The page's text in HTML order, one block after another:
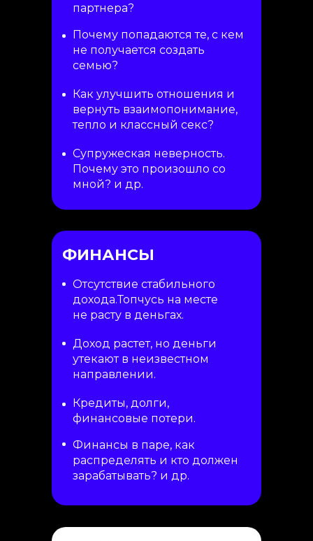
партнера?
Отсутствие стабильного
дохода.Топчусь на месте
не расту в деньгах.
Почему попадаются те, с кем
не получается создать
семью?
Доход растет, но деньги
утекают в неизвестном
направлении.
Как улучшить отношения и
вернуть взаимопонимание,
тепло и классный секс?
Кредиты, долги,
финансовые потери.
Супружеская неверность.
Почему это произошло со
мной? и др.
Финансы в паре, как
распределять и кто должен
зарабатывать? и др.
ФИНАНСЫ